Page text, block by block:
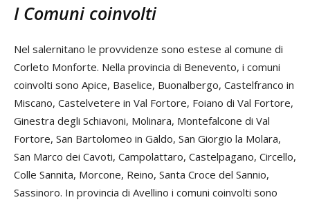
I Comuni coinvolti
Nel salernitano le provvidenze sono estese al comune di
Corleto Monforte. Nella provincia di Benevento, i comuni
coinvolti sono Apice, Baselice, Buonalbergo, Castelfranco in
Miscano, Castelvetere in Val Fortore, Foiano di Val Fortore,
Ginestra degli Schiavoni, Molinara, Montefalcone di Val
Fortore, San Bartolomeo in Galdo, San Giorgio la Molara,
San Marco dei Cavoti, Campolattaro, Castelpagano, Circello,
Colle Sannita, Morcone, Reino, Santa Croce del Sannio,
Sassinoro. In provincia di Avellino i comuni coinvolti sono